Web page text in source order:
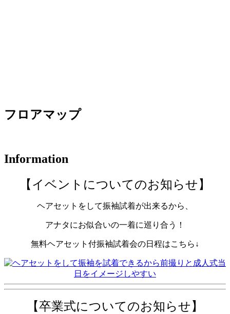
フロアマップ
Information
【イベントについてのお知らせ】
ヘアセットをして振袖試着が出来るから、
アナタにお似合いの一着に巡り合う！
無料ヘアセット付振袖試着会の日程はこちら↓
【卒業式についてのお知らせ】